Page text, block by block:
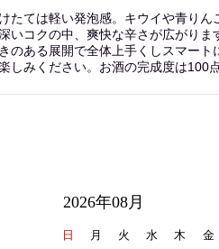
たては軽い発泡感。キウイや青り
いコクの中、爽快な辛さが広がり
のある展開で全体上手くしスマー
しみください。お酒の完成度は100
2026年08月
日 月 火 水 木 金